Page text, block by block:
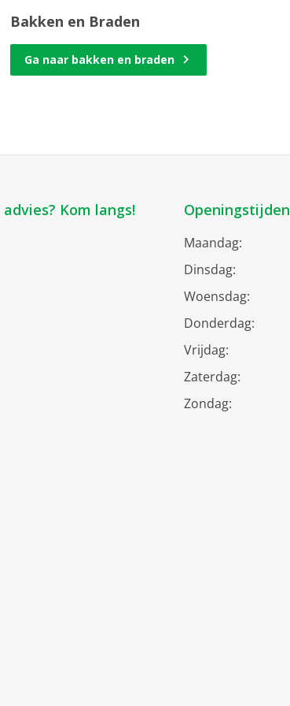
Bakken en Braden
Ga naar bakken en braden
Kom langs! Openingstijden
Maandag:
Dinsdag:
Woensdag:
Donderdag:
Vrijdag:
Zaterdag:
Zondag: